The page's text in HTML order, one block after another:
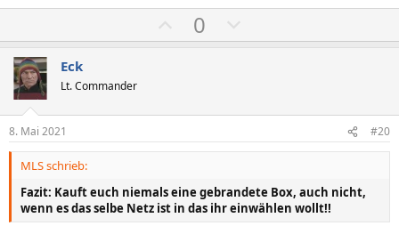
o
t
v
S
t
0
e
t
v
S
t
Eck
Lt. Commander
8. Mai 2021 #20
MLS schrieb:
Fazit: Kauft euch niemals eine gebrandete Box, auch nicht,
wenn es das selbe Netz ist in das ihr einwählen wollt!!